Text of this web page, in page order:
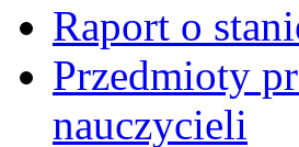
Raport o
Przedmioty
nauczycieli